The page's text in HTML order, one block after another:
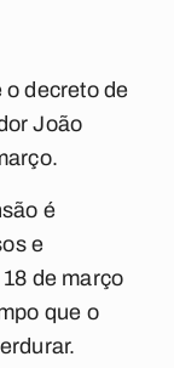
decreto de
João
é
e
de março
que o